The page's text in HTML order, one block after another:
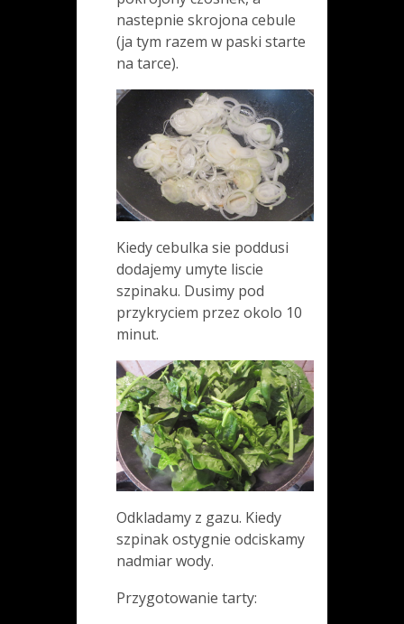
nastepnie skrojona cebule
(ja tym razem w paski starte
na tarce).
Kiedy cebulka sie poddusi
dodajemy umyte liscie
szpinaku. Dusimy pod
przykryciem przez okolo 10
minut.
Odkladamy z gazu. Kiedy
szpinak ostygnie odciskamy
nadmiar wody.
Przygotowanie tarty: